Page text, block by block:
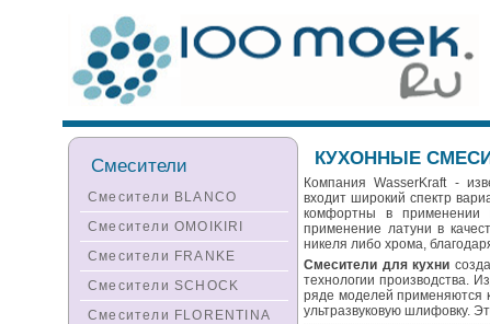
КУХОННЫЕ
Компания WasserKraft -
входит широкий спектр
комфортны в применении
применение латуни в
никеля либо хрома,
Смесители для кухни
технологии производства.
ряде моделей применяются
ультразвуковую шлифовку.
Смесители
Смесители BLANCO
Смесители OMOIKIRI
Смесители FRANKE
Смесители SCHOCK
Смесители FLORENTINA